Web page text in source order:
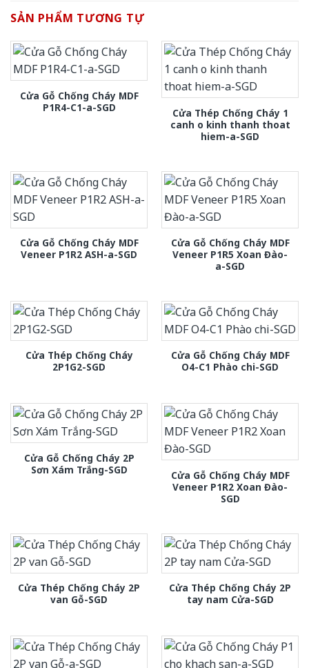
SẢN PHẨM TƯƠNG TỰ
Cửa Gỗ Chống Cháy MDF
P1R4-C1-a-SGD
Cửa Thép Chống Cháy 1
canh o kinh thanh thoat
hiem-a-SGD
Cửa Gỗ Chống Cháy MDF
Veneer P1R2 ASH-a-SGD
Cửa Gỗ Chống Cháy MDF
Veneer P1R5 Xoan Đào-
a-SGD
Cửa Thép Chống Cháy
2P1G2-SGD
Cửa Gỗ Chống Cháy MDF
O4-C1 Phào chi-SGD
Cửa Gỗ Chống Cháy 2P
Sơn Xám Trắng-SGD
Cửa Gỗ Chống Cháy MDF
Veneer P1R2 Xoan Đào-
SGD
Cửa Thép Chống Cháy 2P
van Gỗ-SGD
Cửa Thép Chống Cháy 2P
tay nam Cửa-SGD